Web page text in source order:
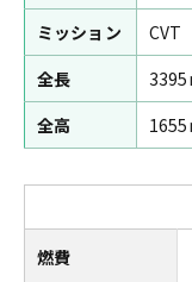
ミッション
CVT
全長
全高
燃費